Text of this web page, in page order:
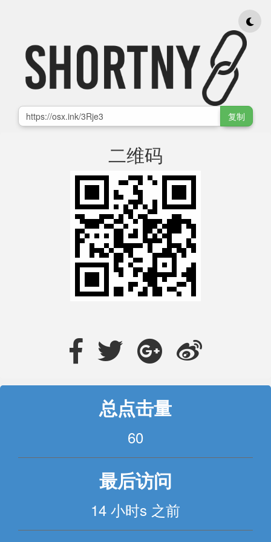
复制
二维码
总点击量
60
最后访问
14 小时s 之前